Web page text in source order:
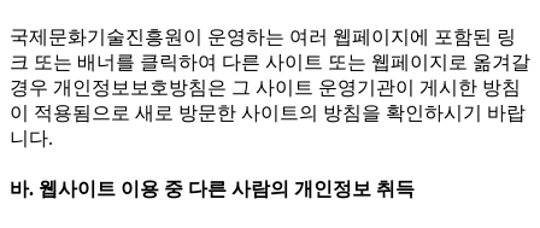
국제문화기술진흥원이 운영하는 여러 웹페이지에 포함된 링
크 또는 배너를 클릭하여 다른 사이트 또는 웹페이지로 옮겨갈
경우 개인정보보호방침은 그 사이트 운영기관이 게시한 방침
이 적용됨으로 새로 방문한 사이트의 방침을 확인하시기 바랍
니다.
바. 웹사이트 이용 중 다른 사람의 개인정보 취득